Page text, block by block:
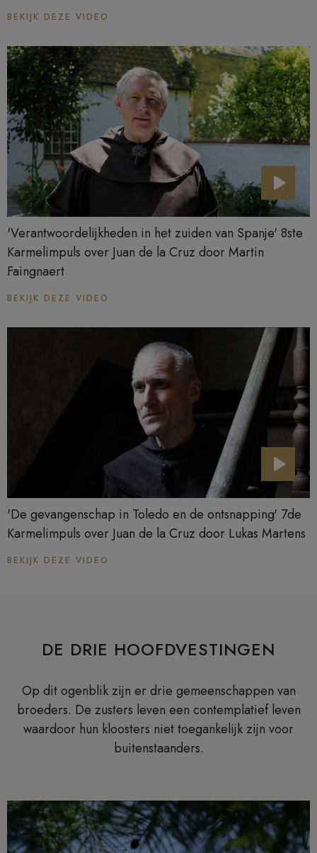
BEKIJK DEZE VIDEO
'Verantwoordelijkheden in het zuiden van Spanje' 8ste
Karmelimpuls over Juan de la Cruz door Martin
Faingnaert
BEKIJK DEZE VIDEO
'De gevangenschap in Toledo en de ontsnapping' 7de
Karmelimpuls over Juan de la Cruz door Lukas Martens
BEKIJK DEZE VIDEO
DE DRIE HOOFDVESTINGEN
Op dit ogenblik zijn er drie gemeenschappen van
broeders. De zusters leven een contemplatief leven
waardoor hun kloosters niet toegankelijk zijn voor
buitenstaanders.